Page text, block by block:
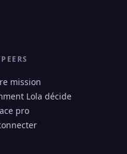
mission
Lola décide
pro